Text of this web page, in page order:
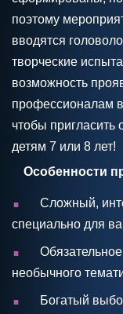
поэтому
вводятся
творческие
возможность
профессионалам
чтобы пригласить
детям 7 или 8 лет!
Особенности
.
Сложный,
специально для
.
необычного
.
Богатый